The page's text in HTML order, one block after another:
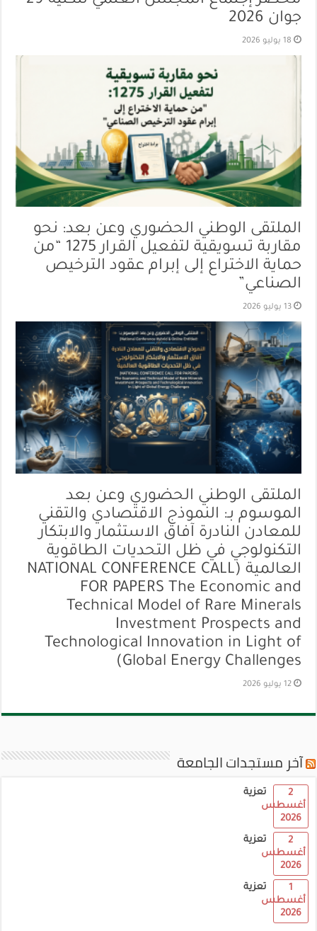
جوان 2026
18 يوليو 2026
الملتقى الوطني الحضوري وعن بعد: نحو
مقاربة تسويقية لتفعيل القرار 1275 “من
حماية الاختراع إلى إبرام عقود الترخيص
الصناعي”
13 يوليو 2026
الملتقى الوطني الحضوري وعن بعد
الموسوم بـ: النموذج الاقتصادي والتقني
للمعادن النادرة آفاق الاستثمار والابتكار
التكنولوجي في ظل التحديات الطاقوية
العالمية (NATIONAL CONFERENCE CALL
FOR PAPERS The Economic and
Technical Model of Rare Minerals
Investment Prospects and
Technological Innovation in Light of
Global Energy Challenges)
12 يوليو 2026
آخر مستجدات الجامعة
تعزية
2
أغسطس
2026
تعزية
2
أغسطس
2026
تعزية
1
أغسطس
2026